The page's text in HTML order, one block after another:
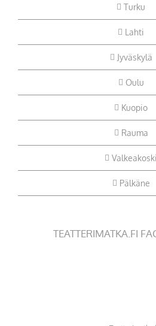
Turku
Lahti
Jyväskylä
Oulu
Kuopio
Rauma
Valkeakoski
Pälkäne
TEATTERIMATKA.FI